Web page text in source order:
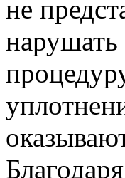
не
нарушать